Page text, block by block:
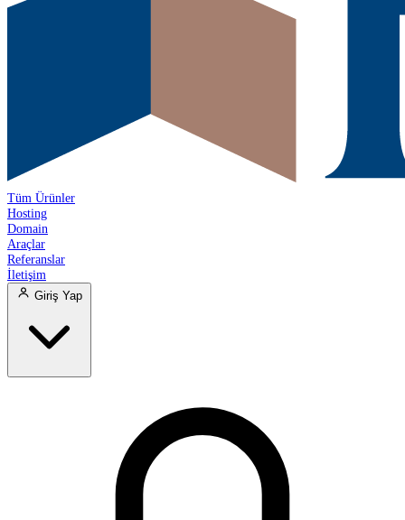
Tüm Ürünler
Hosting
Domain
Araçlar
Referanslar
İletişim
Giriş Yap